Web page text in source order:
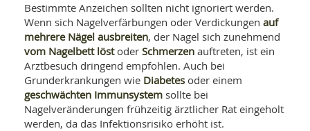
Bestimmte Anzeichen sollten nicht ignoriert werden.
Wenn sich Nagelverfärbungen oder Verdickungen auf
mehrere Nägel ausbreiten, der Nagel sich zunehmend
vom Nagelbett löstoder Schmerzen auftreten, ist ein
Arztbesuch dringend empfohlen. Auch bei
Grunderkrankungen wie Diabetes oder einem
geschwächten Immunsystem sollte bei
Nagelveränderungen frühzeitig ärztlicher Rat eingeholt
werden, da das Infektionsrisiko erhöht ist.